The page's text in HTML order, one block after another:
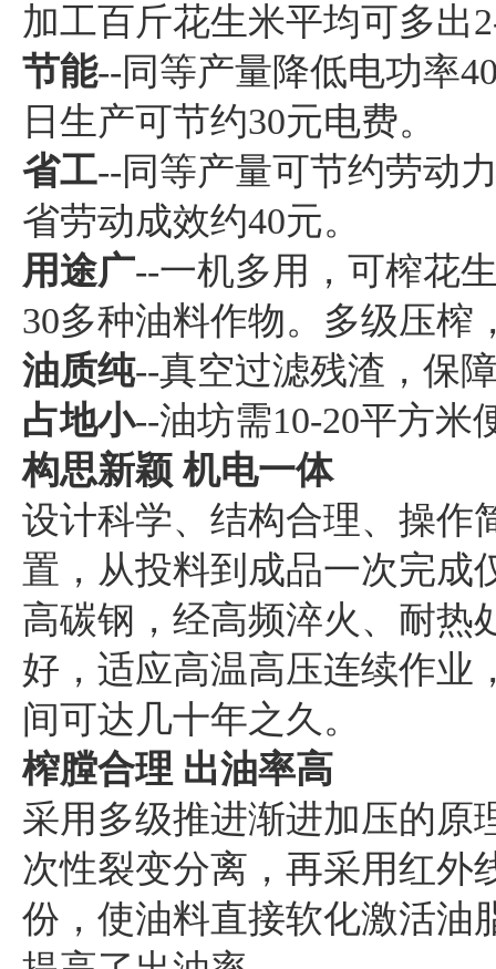
加工百斤花生米平均可多出
节能--同等产量降低电功率
日生产可节约30元电费。
省工--同等产量可节约劳动
省劳动成效约40元。
用途广--一机多用，可榨花
30多种油料作物。多级压榨
油质纯--真空过滤残渣，保
占地小--油坊需10-20平方米
构思新颖 机电一体
设计科学、结构合理、操作
置，从投料到成品一次完成
高碳钢，经高频淬火、耐热
好，适应高温高压连续作业
间可达几十年之久。
榨膛合理 出油率高
采用多级推进渐进加压的原
次性裂变分离，再采用红外
份，使油料直接软化激活油